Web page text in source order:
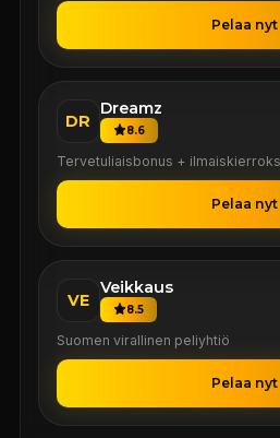
Pelaa nyt
DR
Dreamz
8.6
Tervetuliaisbonus +
Pelaa nyt
VE
Veikkaus
8.5
Suomen virallinen peliyhtiö
Pelaa nyt